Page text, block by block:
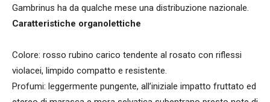
Gambrinus ha da qualche mese una distribuzione nazionale.
Caratteristiche organolettiche
Colore: rosso rubino carico tendente al rosato con riflessi
violacei, limpido compatto e resistente.
Profumi: leggermente pungente, all’iniziale impatto fruttato ed